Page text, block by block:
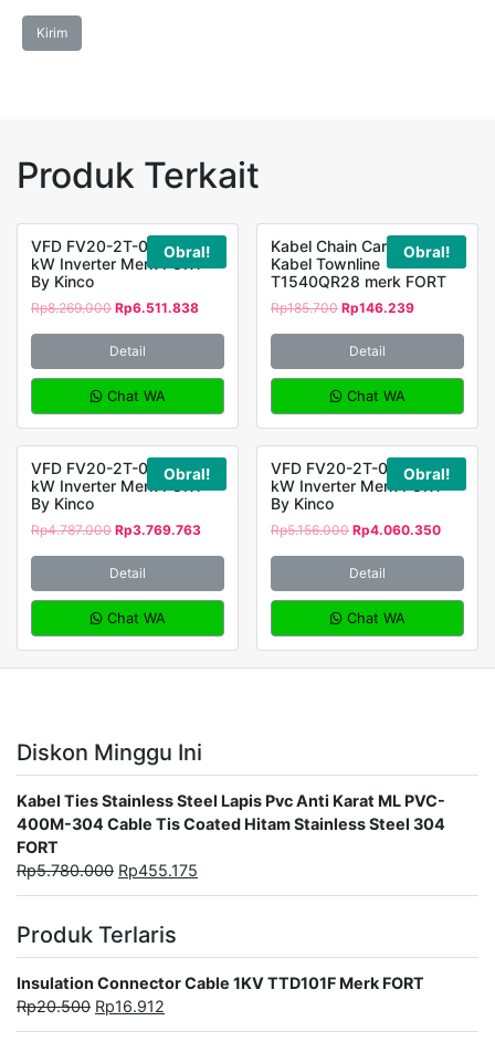
Produk Terkait
Obral!
VFD FV20-2T-0075G 7,5
kW Inverter Merk FORT
By Kinco
Rp8.269.000 Rp6.511.838
Detail
Chat WA
Obral!
Kabel Chain Carier Drag
Kabel Townline
T1540QR28 merk FORT
Rp185.700 Rp146.239
Detail
Chat WA
Obral!
VFD FV20-2T-0022G 2,2
kW Inverter Merk FORT
By Kinco
Rp4.787.000 Rp3.769.763
Detail
Chat WA
Obral!
VFD FV20-2T-0037G 3,7
kW Inverter Merk FORT
By Kinco
Rp5.156.000 Rp4.060.350
Detail
Chat WA
Diskon Minggu Ini
Kabel Ties Stainless Steel Lapis Pvc Anti Karat ML PVC-
400M-304 Cable Tis Coated Hitam Stainless Steel 304
FORT
Rp5.780.000 Rp455.175
Produk Terlaris
Insulation Connector Cable 1KV TTD101F Merk FORT
Rp20.500 Rp16.912